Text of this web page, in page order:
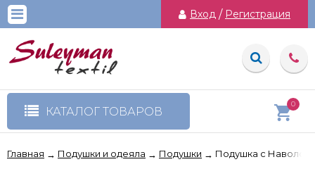
Вход / Регистрация
КАТАЛОГ ТОВАРОВ
0
Главная → Подушки и одеяла → Подушки → Подушка с